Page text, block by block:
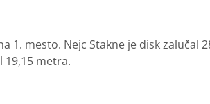
1. mesto. Nejc Stakne je disk
19,15 metra.